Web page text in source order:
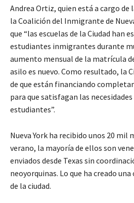
Andrea Ortiz, quien está a cargo
la Coalición del Inmigrante de
que “las escuelas de la Ciudad han
estudiantes inmigrantes durante
aumento mensual de la matrícula
asilo es nuevo. Como resultado, la
de que están financiando
para que satisfagan las
estudiantes”.
Nueva York ha recibido unos 20 mil
verano, la mayoría de ellos son
enviados desde Texas sin
neoyorquinas. Lo que ha creado
de la ciudad.